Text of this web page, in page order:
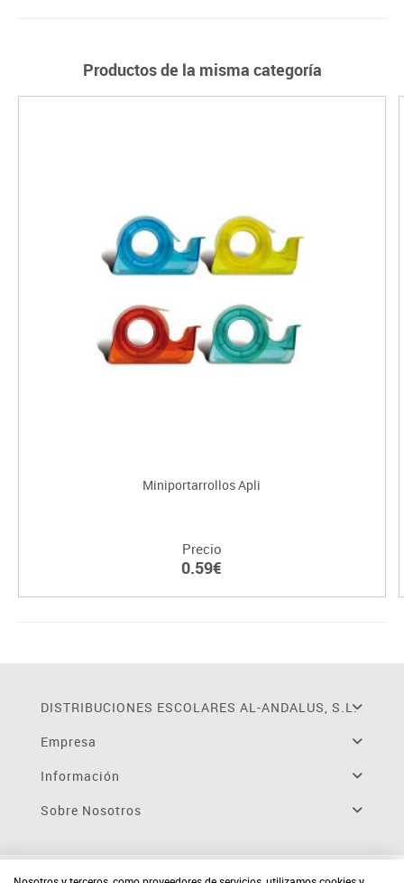
Productos de la misma categoría
Miniportarrollos Apli
Precio
0.59€
DISTRIBUCIONES ESCOLARES AL-ANDALUS, S.L.
Empresa
Información
Sobre Nosotros